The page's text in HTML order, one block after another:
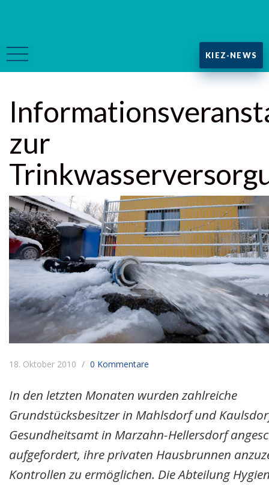
KIEZ-NEWS
zur
18. Oktober 2010 0 Kommentare
In den letzten Monaten wurden zahlreiche
Grundstücksbesitzer in Mahlsdorf und
Gesundheitsamt in Marzahn-Hellersdorf
aufgefordert, ihre privaten Hausbrunnen
Kontrollen zu ermöglichen. Die Abteilung